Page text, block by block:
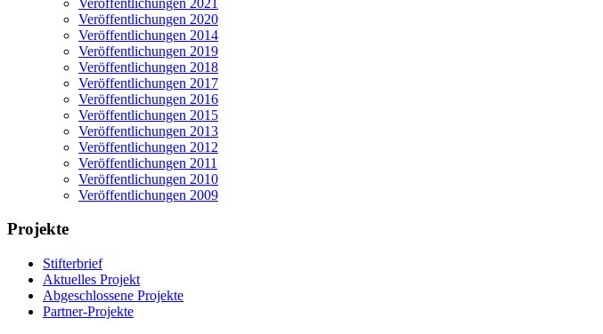
Veröffentlichungen 2020
Veröffentlichungen 2014
Veröffentlichungen 2019
Veröffentlichungen 2018
Veröffentlichungen 2017
Veröffentlichungen 2016
Veröffentlichungen 2015
Veröffentlichungen 2013
Veröffentlichungen 2012
Veröffentlichungen 2011
Veröffentlichungen 2010
Veröffentlichungen 2009
Projekte
Stifterbrief
Aktuelles Projekt
Abgeschlossene Projekte
Partner-Projekte